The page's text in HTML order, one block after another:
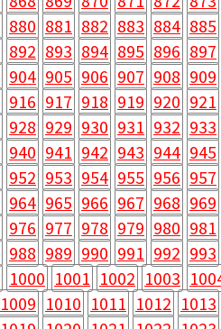
880 881 882 883 884 885
892 893 894 895 896 897
904 905 906 907 908 909
916 917 918 919 920 921
928 929 930 931 932 933
940 941 942 943 944 945
952 953 954 955 956 957
964 965 966 967 968 969
976 977 978 979 980 981
988 989 990 991 992 993
1000 1001 1002 1003
1009 1010 1011 1012 1013